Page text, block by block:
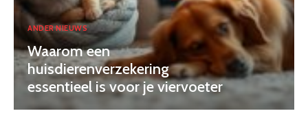
ANDER NIEUWS
Waarom een
huisdierenverzekering
essentieel is voor je viervoeter